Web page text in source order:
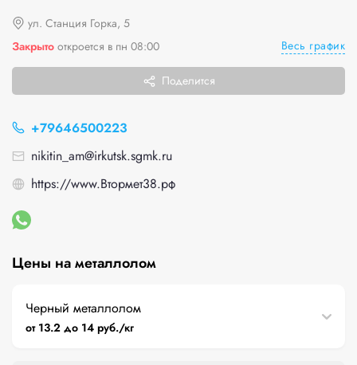
ул. Станция Горка, 5
Закрыто откроется в пн 08:00 Весь график
Поделится
+79646500223
nikitin_am@irkutsk.sgmk.ru
https://www.Втормет38.рф
Цены на металлолом
Черный металлолом
от 13.2 до 14 руб./кг